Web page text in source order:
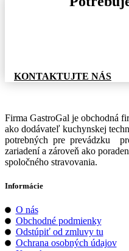
KONTAKTUJTE NÁS
Firma GastroGal je obchodná
ako dodávateľ kuchynskej
potrebných pre prevádzku
zariadení a zároveň ako
spoločného stravovania.
Informácie
O nás
Obchodné podmienky
Odstúpiť od zmluvy tu
Ochrana osobných údajov